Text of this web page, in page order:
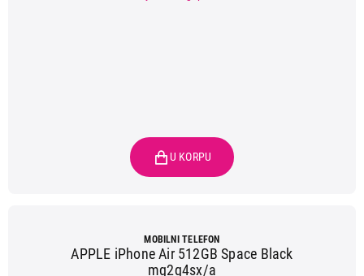
MOBILNI TELEFON
APPLE iPhone Air 512GB Space Black
mg2q4sx/a